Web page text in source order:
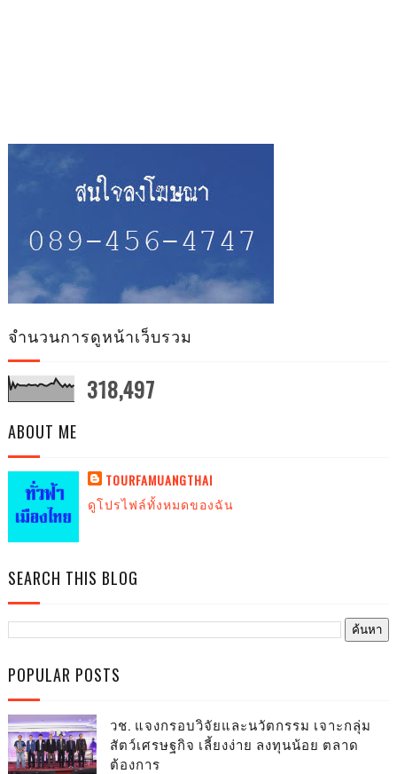
จำนวนการดูหน้าเว็บรวม
318,497
ABOUT ME
TOURFAMUANGTHAI
ดูโปรไฟล์ทั้งหมดของฉัน
SEARCH THIS BLOG
POPULAR POSTS
วช. แจงกรอบวิจัยและนวัตกรรม เจาะกลุ่ม
สัตว์เศรษฐกิจ เลี้ยงง่าย ลงทุนน้อย ตลาด
ต้องการ